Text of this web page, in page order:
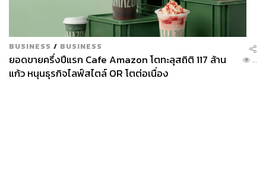
สำหรับการผลิตแนวโน้มตลาดโลกและการผลิต ราคาข้าว
ต่างๆ มีโอกาสลดลงจากอุปทานเพื่อการส่งออกที่มาก โดย
เฉพาะราคาข้าวสาลีลดลงสู่ระดับต่ำสุดในรอบ 5 ปี ขณะที่
เอเชียตะวันออกและแปซิฟิกแนวโน้มการผลิตทางการเกษตร
ยังคงเป็นบวก จากรัฐบาลอินโดนีเซียได้จัดสรรงบประมาณ
BUSINESS / BUSINESS
ยอดขายครึ่งปีแรก Cafe Amazon โตทะลุสถิติ 117 ล้าน
แก้ว หนุนธุรกิจไลฟ์สไตล์ OR โตต่อเนื่อง
...